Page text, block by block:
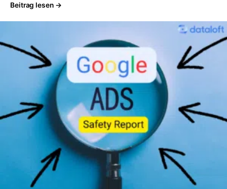
Beitrag lesen →